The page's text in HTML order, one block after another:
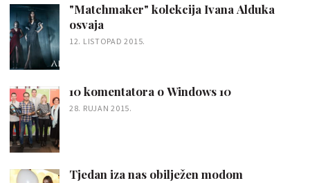
"Matchmaker" kolekcija Ivana Alduka
osvaja
12. LISTOPAD 2015.
10 komentatora o Windows 10
28. RUJAN 2015.
Tjedan iza nas obilježen modom